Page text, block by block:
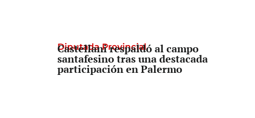
Diputada Provincial
Castellani respaldó al campo
santafesino tras una destacada
participación en Palermo